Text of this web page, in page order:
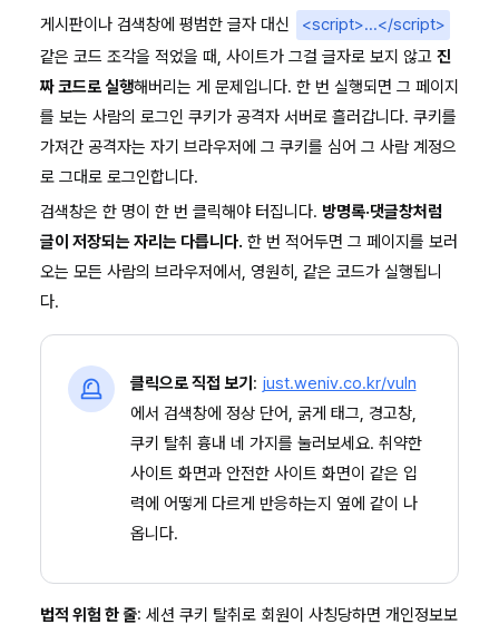
게시판이나 검색창에 평범한 글자 대신
<script>...</script>
같은 코드 조각을 적었을 때, 사이트가 그걸 글자로 보지 않고 진
짜 코드로 실행해버리는 게 문제입니다. 한 번 실행되면 그 페이지
를 보는 사람의 로그인 쿠키가 공격자 서버로 흘러갑니다. 쿠키를
가져간 공격자는 자기 브라우저에 그 쿠키를 심어 그 사람 계정으
로 그대로 로그인합니다.
검색창은 한 명이 한 번 클릭해야 터집니다. 방명록·댓글창처럼
글이 저장되는 자리는 다릅니다. 한 번 적어두면 그 페이지를 보러
오는 모든 사람의 브라우저에서, 영원히, 같은 코드가 실행됩니
다.
클릭으로 직접 보기 : just.weniv.co.kr/vuln
에서 검색창에 정상 단어, 굵게 태그, 경고창,
쿠키 탈취 흉내 네 가지를 눌러보세요. 취약한
사이트 화면과 안전한 사이트 화면이 같은 입
력에 어떻게 다르게 반응하는지 옆에 같이 나
옵니다.
법적 위험 한 줄: 세션 쿠키 탈취로 회원이 사칭당하면 개인정보보